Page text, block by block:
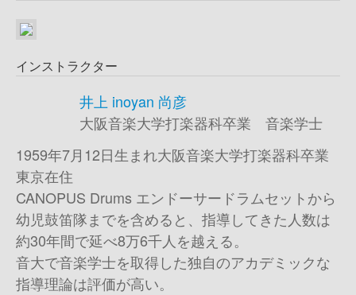
インストラクター
井上 inoyan 尚彦
大阪音楽大学打楽器科卒業 音楽学士
1959年7月12日生まれ 大阪音楽大学打楽器科卒業
東京在住
CANOPUS Drums エンドーサー ドラムセットから
幼児鼓笛隊までを含めると、指導してきた人数は
約30年間で延べ8万6千人を越える。
音大で音楽学士を取得した独自のアカデミックな
指導理論は評価が高い。